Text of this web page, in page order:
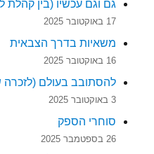
גם וגם עכשיו (בין קהלת
17 באוקטובר 2025
משאיות בדרך הצבאית
16 באוקטובר 2025
להסתובב בעולם (לזכרה
3 באוקטובר 2025
סוחרי הספק
26 בספטמבר 2025